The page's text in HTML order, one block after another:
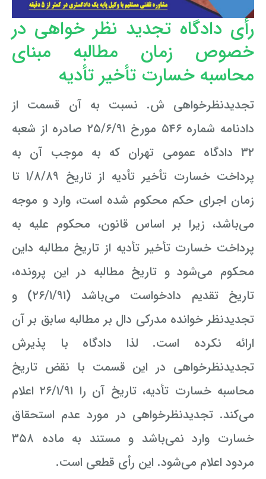
تبانی در معاملات دولتی
اوراق کردن اتومبیل بدون مجوز قانونی
شکایت از آلودگی صوتی
وکیل کیفری آنلاین
رویکرد حادثه بدون شاهد
مشاوره حقوقی تخریب
رأی دادگاه تجدید نظر خواهی در
خصوص زمان مطالبه مبنای
محاسبه خسارت تأخیر تأدیه
تجدیدنظرخواهی ش. نسبت به آن قسمت از
دادنامه شماره ۵۴۶ مورخ ۲۵/۶/۹۱ صادره از شعبه
۳۲ دادگاه عمومی تهران که به موجب آن به
پرداخت خسارت تأخیر تأدیه از تاریخ ۱/۸/۸۹ تا
زمان اجرای حکم محکوم شده است، وارد و موجه
می‌باشد، زیرا بر اساس قانون، محكوم عليه به
پرداخت خسارت تأخیر تأدیه از تاریخ مطالبه داین
محکوم می‌شود و تاریخ مطالبه در این پرونده،
تاریخ تقدیم دادخواست می‌باشد (۲۶/۱/۹۱) و
تجدیدنظر خوانده مدرکی دال بر مطالبه سابق بر آن
ارائه نکرده است. لذا دادگاه با پذیرش
تجدیدنظرخواهی در این قسمت با نقض تاريخ
محاسبه خسارت تأدیه، تاریخ آن را ۲۶/۱/۹۱ اعلام
می‌کند. تجدیدنظرخواهی در مورد عدم استحقاق
خسارت وارد نمی‌باشد و مستند به ماده ۳۵۸
مردود اعلام می‌شود. این رأی قطعی است.